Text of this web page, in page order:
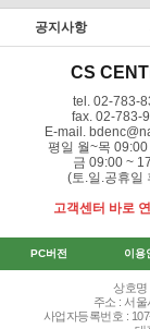
공지사항
CS
tel. 02-783-
fax. 02-783-
E-mail.
평일 월~목
금 09:00 ~
(토.일.공휴일
고객센터 바로
PC버전 이용
상호명
주소 : 서
사업자등록번호 :